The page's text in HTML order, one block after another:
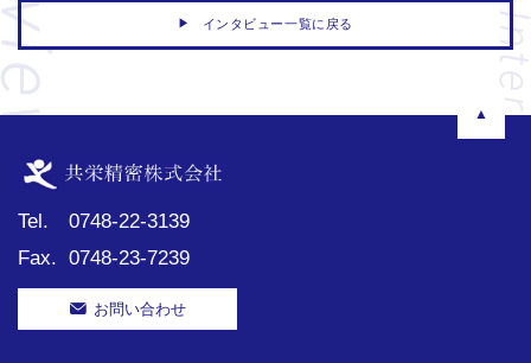
▶ インタビュー一覧に戻る
Tel.
0748-22-3139
Fax. 0748-23-7239
お問い合わせ
▲